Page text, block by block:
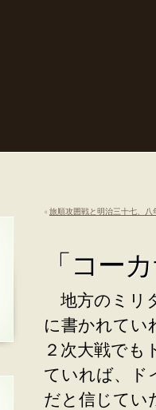
« 旅順攻囲戦と明治三十七、
「コー
地方のミリ
に書かれてい
２次大戦でも
ていれば、ド
だと信じてい